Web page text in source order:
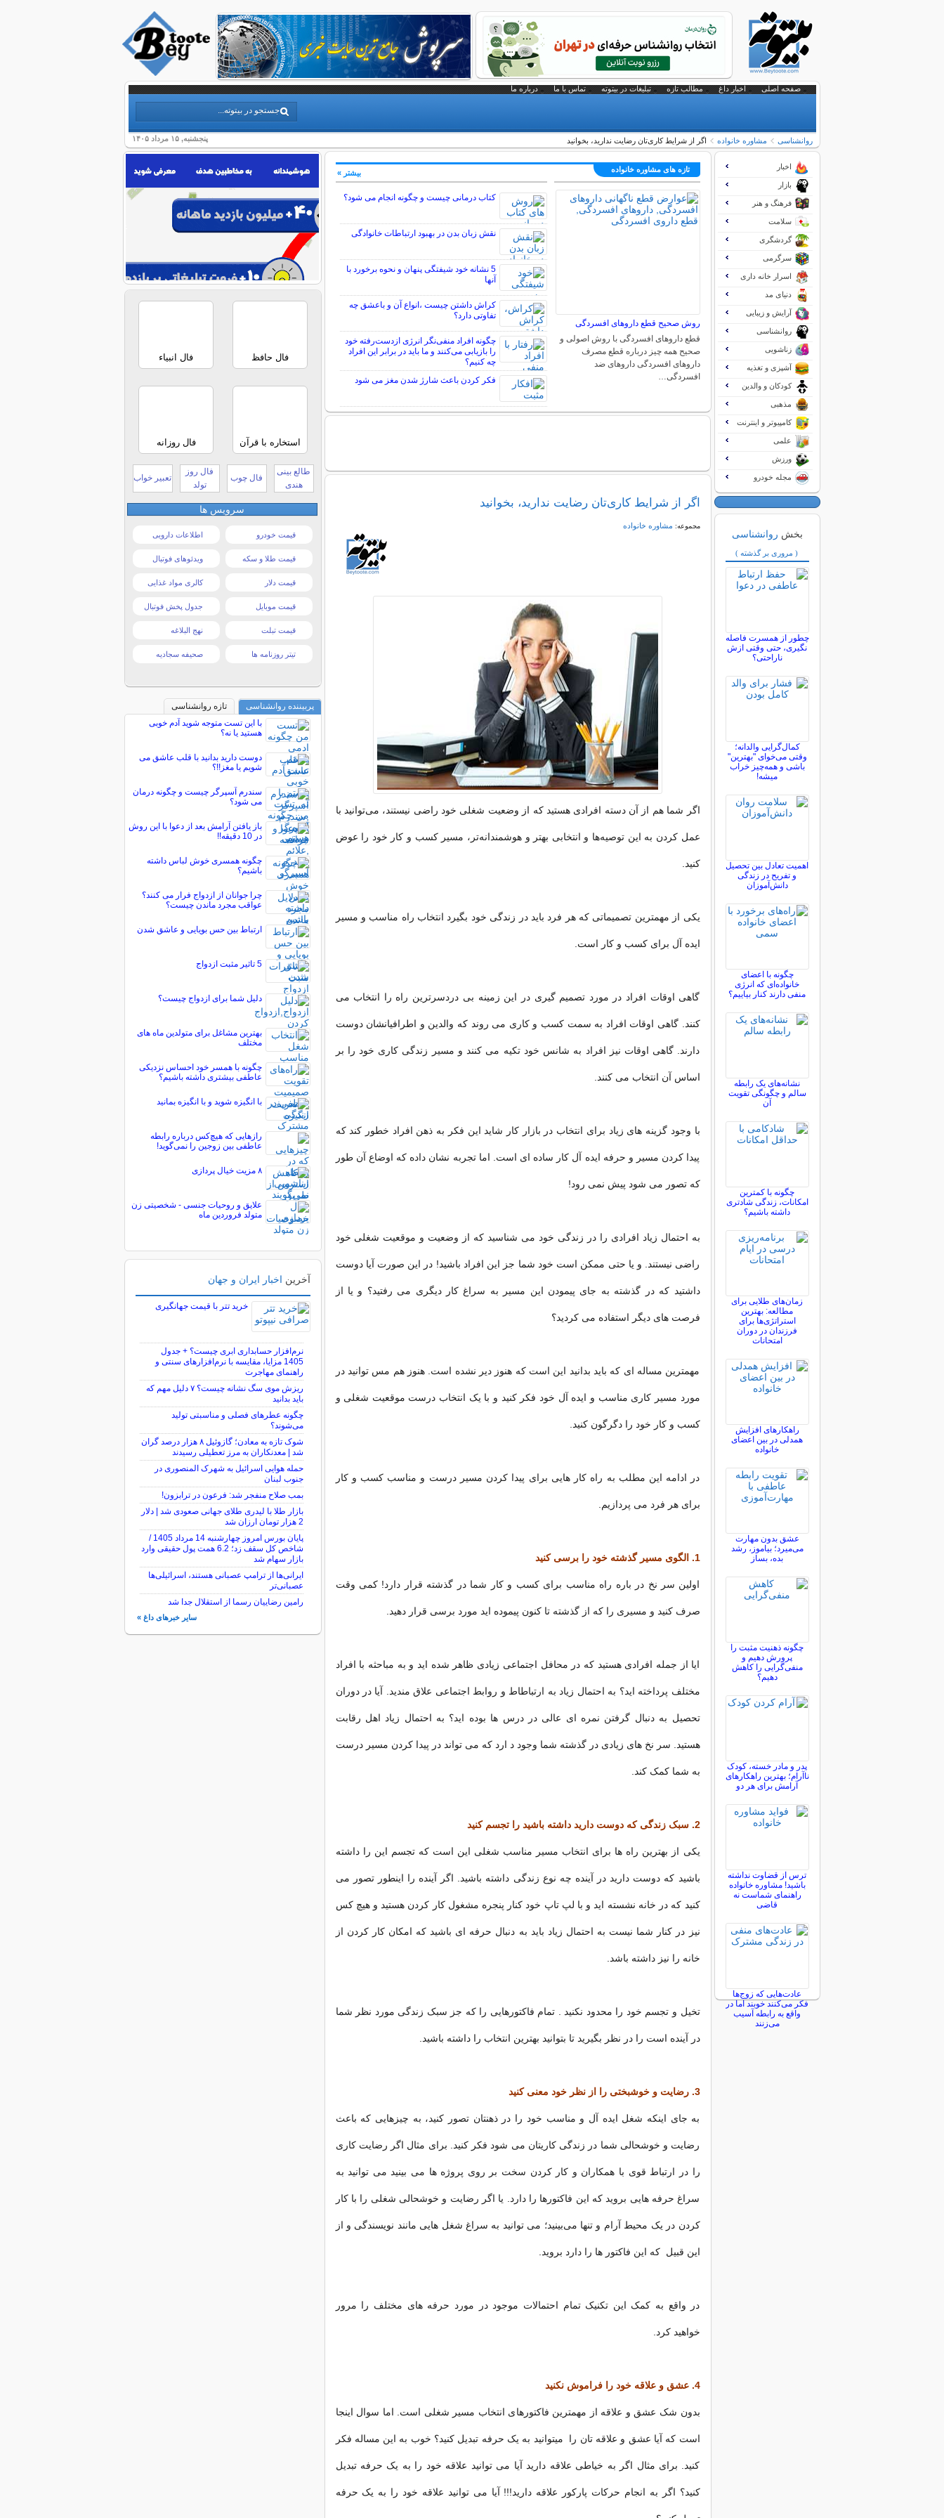
صفحه اصلی اخبار داغ مطالب تازه تبلیغات در بیتوته تماس با ما درباره ما
پنجشنبه, ۱۵ مرداد ۱۴۰۵ روانشناسی مشاوره خانواده اگر از شرایط کاری‌تان رضایت ندارید، بخوانید
تازه های مشاوره خانواده
روش صحیح قطع داروهای افسردگی
قطع داروهای افسردگی با روش اصولی و
صحیح همه چیز درباره قطع مصرف
داروهای افسردگی داروهای ضد
افسردگی…
کتاب درمانی چیست و چگونه انجام می شود؟
نقش زبان بدن در بهبود ارتباطات خانوادگی
5 نشانه خود شیفتگی پنهان و نحوه برخورد با
آنها
کراش داشتن چیست ،انواع آن و باعشق چه
تفاوتی دارد؟
چگونه افراد منفی‌نگر انرژی ازدست‌رفته خود
را بازیابی می‌کنند و ما باید در برابر این افراد
چه کنیم؟
فکر کردن باعث شارژ شدن مغز می شود
بیشتر »
اگر از شرایط کاری‌تان رضایت ندارید، بخوانید
مجموعه: مشاوره خانواده
اگر شما هم از آن دسته افرادی هستید که از وضعیت شغلی خود راضی نیستند، می‌توانید با
عمل کردن به این توصیه‌ها و انتخابی بهتر و هوشمندانه‌تر، مسیر کسب و کار خود را عوض
کنید.
یکی از مهمترین تصمیماتی که هر فرد باید در زندگی خود بگیرد انتخاب راه مناسب و مسیر
ایده آل برای کسب و کار است.
گاهی اوقات افراد در مورد تصمیم گیری در این زمینه بی دردسرترین راه را انتخاب می
کنند. گاهی اوقات افراد به سمت کسب و کاری می روند که والدین و اطرافیانشان دوست
دارند. گاهی اوقات نیز افراد به شانس خود تکیه می کنند و مسیر زندگی کاری خود را بر
اساس آن انتخاب می کنند.
با وجود گزینه های زیاد برای انتخاب در بازار کار شاید این فکر به ذهن افراد خطور کند که
پیدا کردن مسیر و حرفه ایده آل کار ساده ای است. اما تجربه نشان داده که اوضاع آن طور
که تصور می شود پیش نمی رود!
به احتمال زیاد افرادی را در زندگی خود می شناسید که از وضعیت و موقعیت شغلی خود
راضی نیستند. و یا حتی ممکن است خود شما جز این افراد باشید! در این صورت آیا دوست
داشتید که در گذشته به جای پیمودن این مسیر به سراغ کار دیگری می رفتید؟ و یا از
فرصت های دیگر استفاده می کردید؟
مهمترین مساله ای که باید بدانید این است که هنوز دیر نشده است. هنوز هم مس توانید در
مورد مسیر کاری مناسب و ایده آل خود فکر کنید و با یک انتخاب درست موقعیت شغلی و
کسب و کار خود را دگرگون کنید.
در ادامه این مطلب به راه کار هایی برای پیدا کردن مسیر درست و مناسب کسب و کار
برای هر فرد می پردازیم.
1. الگوی مسیر گذشته خود را برسی کنید
اولین سر نخ در باره راه مناسب برای کسب و کار شما در گذشته قرار دارد! کمی وقت
صرف کنید و مسیری را که از گذشته تا کنون پیموده اید مورد برسی قرار دهید.
ایا از جمله افرادی هستید که در محافل اجتماعی زیادی ظاهر شده اید و به مباحثه با افراد
مختلف پرداخته اید؟ به احتمال زیاد به ارتباطاط و روابط اجتماعی علاق مندید. آیا در دوران
تحصیل به دنبال گرفتن نمره ای عالی در درس ها بوده اید؟ به احتمال زیاد اهل رقابت
هستید. سر نخ های زیادی در گذشته شما وجود د ارد که می تواند در پیدا کردن مسیر درست
به شما کمک کند.
2. سبک زندگی که دوست دارید داشته باشید را تجسم کنید
یکی از بهترین راه ها برای انتخاب مسیر مناسب شغلی این است که تجسم این را داشته
باشید که دوست دارید در آینده چه نوع زندگی داشته باشید. اگر آینده را اینطور تصور می
کنید که در خانه نشسته اید و با لپ تاپ خود کنار پنجره مشغول کار کردن هستید و هیچ کس
نیز در کنار شما نیست به احتمال زیاد باید به دنبال حرفه ای باشید که امکان کار کردن از
خانه را نیز داشته باشد.
تخیل و تجسم خود را محدود نکنید . تمام فاکتورهایی را که جز سبک زندگی مورد نظر شما
در آینده است را در نظر بگیرید تا بتوانید بهترین انتخاب را داشته باشید.
3. رضایت و خوشبختی را از نظر خود معنی کنید
به جای اینکه شغل ایده آل و مناسب خود را در ذهنتان تصور کنید، به چیزهایی که باعث
رضایت و خوشحالی شما در زندگی کاریتان می شود فکر کنید. برای مثال اگر رضایت کاری
را در ارتباط قوی با همکاران و کار کردن سخت بر روی پروژه ها می بینید می توانید به
سراغ حرفه هایی بروید که این فاکتورها را دارد. یا اگر رضایت و خوشحالی شغلی را با کار
کردن در یک محیط آرام و تنها می‌بینید؛ می توانید به سراغ شغل هایی مانند نویسندگی و از
این قبیل که این فاکتور ها را دارد بروید.
در واقع به کمک این تکنیک تمام احتمالات موجود در مورد حرفه های مختلف را مرور
خواهید کرد.
4. عشق و علاقه خود را فراموش نکنید
بدون شک عشق و علاقه از مهمترین فاکتورهای انتخاب مسیر شغلی است. اما سوال اینجا
است که آیا عشق و علاقه تان را میتوانید به یک حرفه تبدیل کنید؟ خوب به این مساله فکر
کنید. برای مثال اگر به خیاطی علاقه دارید آیا می توانید علاقه خود را به یک حرفه تبدیل
کنید؟ اگر به انجام حرکات پارکور علاقه دارید!!! آیا می توانید علاقه خود را به یک حرفه
اخبار
بازار
فرهنگ و هنر
سلامت
گردشگری
سرگرمی
اسرار خانه داری
دنیای مد
آرایش و زیبایی
روانشناسی
زناشویی
آشپزی و تغذیه
کودکان و والدین
مذهبی
کامپیوتر و اینترنت
علمی
ورزش
مجله خودرو
بخش روانشناسی
( مروری بر گذشته )
چطور از همسرت فاصله
نگيری، حتی وقتی ازش
ناراحتی؟
کمال‌گرایی والدانه؛
وقتی می‌خوای "بهترین"
باشی و همه‌چیز خراب
میشه!
اهمیت تعادل بین تحصیل
و تفریح در زندگی
دانش‌آموزان
چگونه با اعضای
خانواده‌ای که انرژی
منفی دارند کنار بیاییم؟
نشانه‌های یک رابطه
سالم و چگونگی تقویت
آن
چگونه با کمترین
امکانات، زندگی شادتری
داشته باشیم؟
زمان‌های طلایی برای
مطالعه: بهترین
استراتژی‌ها برای
فرزندان در دوران
امتحانات
راهکارهای افزایش
همدلی در بین اعضای
خانواده
عشق بدون مهارت
می‌میرد؛ بیاموز، رشد
بده، بساز
چگونه ذهنیت مثبت را
پرورش دهیم و
منفی‌گرایی را کاهش
دهیم؟
پدر و مادر خسته، کودک
ناآرام؛ بهترین راهکارهای
آرامش برای هر دو
ترس از قضاوت نداشته
باشید! مشاوره خانواده
راهنمای شماست نه
قاضی
عادت‌هایی که زوج‌ها
فکر می‌کنند خوبند اما در
واقع به رابطه آسیب
می‌زنند
فال حافظ فال انبیاء
استخاره با قرآن فال روزانه
طالع بینی
هندی
فال چوب
فال روز
تولد
تعبیر خواب
سرویس ها
قیمت خودرو اطلاعات دارویی
قیمت طلا و سکه ویدئوهای فوتبال
قیمت دلار کالری مواد غذایی
قیمت موبایل جدول پخش فوتبال
قیمت تبلت نهج البلاغه
تیتر روزنامه ها صحیفه سجادیه
پربیننده روانشناسی
تازه روانشناسی
با این تست متوجه شوید آدم خوبی
هستید یا نه؟
دوست دارید بدانید با قلب عاشق می
شویم یا مغز!!؟
سندرم آسپرگر چیست و چگونه درمان
می شود؟
باز یافتن آرامش بعد از دعوا با این روش
در 10 دقیقه!!
چگونه همسری خوش لباس داشته
باشیم؟
چرا جوانان از ازدواج فرار می کنند؟
عواقب مجرد ماندن چیست؟
ارتباط بین حس بویایی و عاشق شدن
5 تاثیر مثبت ازدواج
دلیل شما برای ازدواج چیست؟
بهترین مشاغل برای متولدین ماه های
مختلف
چگونه با همسر خود احساس نزدیکی
عاطفی بیشتری داشته باشیم؟
با انگیزه شوید و با انگیزه بمانید
رازهایی که هیچ‌کس درباره رابطه
عاطفی بین زوجین را نمی‌گوید!
۸ مزیت خیال پردازی
علایق و روحیات جنسی - شخصیتی زن
متولد فروردین ماه
آخرین اخبار ایران و جهان
خرید تتر با قیمت جهانگیری
نرم‌افزار حسابداری ابری چیست؟ + جدول
1405 مزایا، مقایسه با نرم‌افزارهای سنتی و
راهنمای مهاجرت
ریزش موی سگ نشانه چیست؟ ۷ دلیل مهم که
باید بدانید
چگونه عطرهای فصلی و مناسبتی تولید
می‌شوند؟
شوک تازه به معادن؛ گازوئیل ۸ هزار درصد گران
شد | معدنکاران به مرز تعطیلی رسیدند
حمله هوایی اسرائیل به شهرک المنصوری در
جنوب لبنان
بمب صلاح منفجر شد: فرعون در ترابزون!
بازار طلا با لیدری طلای جهانی صعودی شد | دلار
2 هزار تومان ارزان شد
پایان بورس امروز چهارشنبه 14 مرداد 1405 /
شاخص کل سقف زد؛ 6.2 همت پول حقیقی وارد
بازار سهام شد
ایرانی‌ها از ترامپ عصبانی هستند، اسرائیلی‌ها
عصبانی‌تر
رامین رضاییان رسما از استقلال جدا شد
سایر خبرهای داغ »